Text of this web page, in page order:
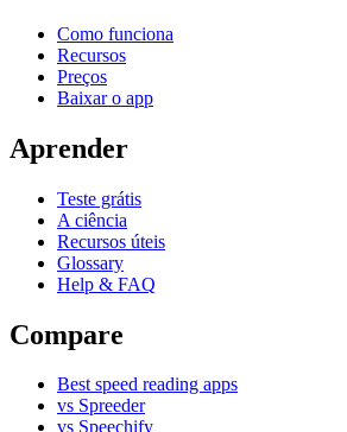
Como funciona
Recursos
Preços
Baixar o app
Aprender
Teste grátis
A ciência
Recursos úteis
Glossary
Help & FAQ
Compare
Best speed reading apps
vs Spreeder
vs Speechify